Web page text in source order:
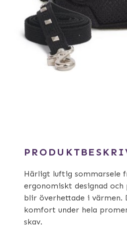
Härligt luftig sommarsele
ergonomiskt designad
blir överhettade i värmen.
komfort under hela
skav.